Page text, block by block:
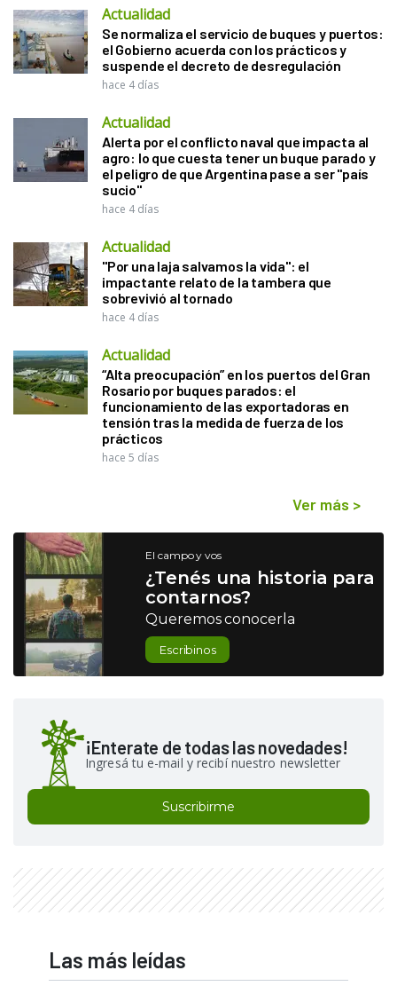
Actualidad
Se normaliza el servicio de buques y puertos:
el Gobierno acuerda con los prácticos y
suspende el decreto de desregulación
hace 4 días
Actualidad
Alerta por el conflicto naval que impacta al
agro: lo que cuesta tener un buque parado y
el peligro de que Argentina pase a ser "país
sucio"
hace 4 días
Actualidad
"Por una laja salvamos la vida": el
impactante relato de la tambera que
sobrevivió al tornado
hace 4 días
Actualidad
“Alta preocupación” en los puertos del Gran
Rosario por buques parados: el
funcionamiento de las exportadoras en
tensión tras la medida de fuerza de los
prácticos
hace 5 días
Ver más >
El campo y vos
¿Tenés una historia para
contarnos?
Queremos conocerla
Escribinos
¡Enterate de todas las novedades!
Ingresá tu e-mail y recibí nuestro newsletter
Suscribirme
Las más leídas